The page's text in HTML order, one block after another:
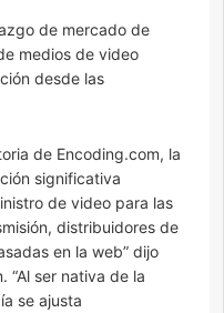
de mercado de
medios de video
desde las
de Encoding.com, la
significativa
de video para las
distribuidores de
en la web” dijo
“Al ser nativa de la
se ajusta